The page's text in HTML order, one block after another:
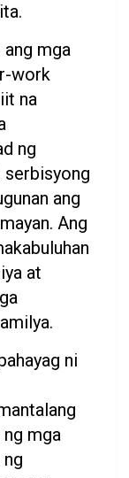
mga
work
na
ng
ang
Ang
at
ni
mga